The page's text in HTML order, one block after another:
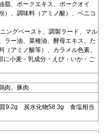
脂、ポークエキス、ポークオイ
）、調味料（アミノ酸）、ベニコ
ングペースト、調製ラード、マル
ラー油、菜種油、酵母エキス、た
アミノ酸等）、カラメル色素、
に小麦・乳成分・えび・いか・ご
肉、豚肉
9.2g 炭水化物58.3g 食塩相当